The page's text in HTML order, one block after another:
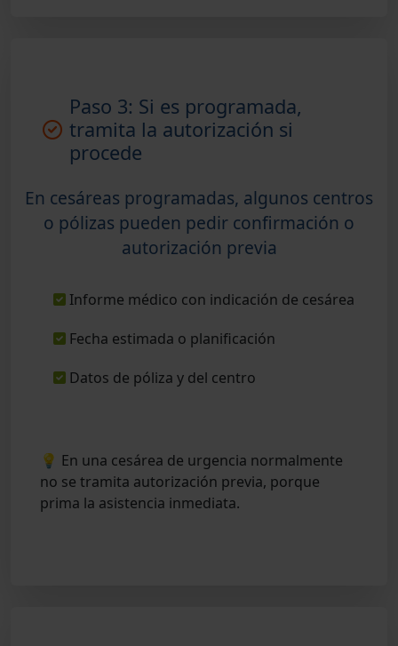
Paso 3: Si es programada,
tramita la autorización si
procede
En cesáreas programadas, algunos centros
o pólizas pueden pedir confirmación o
autorización previa
Informe médico con indicación de cesárea
Fecha estimada o planificación
Datos de póliza y del centro
💡 En una cesárea de urgencia normalmente
no se tramita autorización previa, porque
prima la asistencia inmediata.